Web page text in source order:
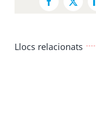
Facebook
X
Llocs relacionats